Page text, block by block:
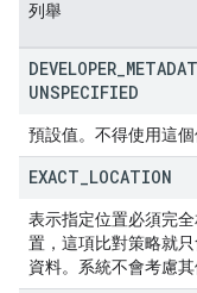
列舉
DEVELOPER
UNSPECIFIED
預設值。不得使用這個
EXACT LOCATION
表示指定位置必須完
置，這項比對策略就
資料。系統不會考慮